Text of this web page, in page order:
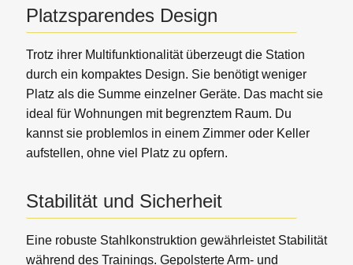
Platzsparendes Design
Trotz ihrer Multifunktionalität überzeugt die Station
durch ein kompaktes Design. Sie benötigt weniger
Platz als die Summe einzelner Geräte. Das macht sie
ideal für Wohnungen mit begrenztem Raum. Du
kannst sie problemlos in einem Zimmer oder Keller
aufstellen, ohne viel Platz zu opfern.
Stabilität und Sicherheit
Eine robuste Stahlkonstruktion gewährleistet Stabilität
während des Trainings. Gepolsterte Arm- und